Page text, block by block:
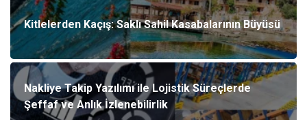
Kitlelerden Kaçış: Saklı Sahil Kasabalarının Büyüsü
Nakliye Takip Yazılımı ile Lojistik Süreçlerde
Şeffaf ve Anlık İzlenebilirlik